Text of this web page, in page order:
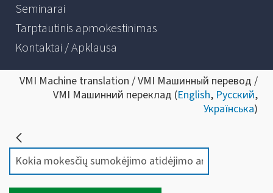
Seminarai
Tarptautinis apmokestinimas
Kontaktai / Apklausa
VMI Machine translation / VMI Машинный перевод /
VMI Машинний переклад (English, Русский,
Українська)